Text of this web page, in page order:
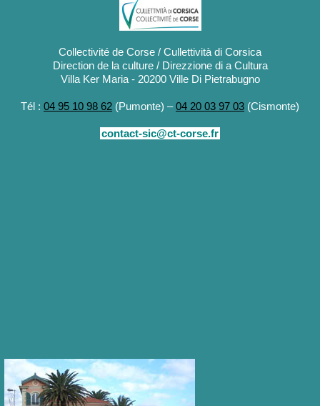
Collectivité de Corse / Cullettività di Corsica
Direction de la culture / Direzzione di a Cultura
Villa Ker Maria - 20200 Ville Di Pietrabugno
Tél : 04 95 10 98 62 (Pumonte) –04 20 03 97 03 (Cismonte)
contact-sic@ct-corse.fr